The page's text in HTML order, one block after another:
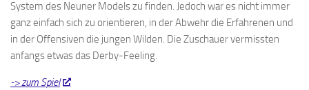
System des Neuner Models zu finden. Jedoch war es nicht immer
ganz einfach sich zu orientieren, in der Abwehr die Erfahrenen und
in der Offensiven die jungen Wilden. Die Zuschauer vermissten
anfangs etwas das Derby-Feeling.
-> zum Spiel